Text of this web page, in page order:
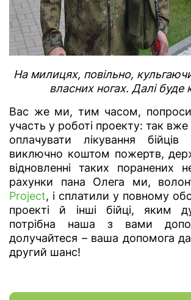
На милицях, повільно,
власних ногах. Далі буде
Вас же ми, тим часом,
участь у роботі проекту: так
оплачувати лікування
виключно коштом пожертв,
відновленні таких поранених
рахунки пана Олега ми,
Project, і сплатили у повному
проекті й інші бійці, яким
потрібна наша з вами
долучайтеся – ваша допомога
другий шанс!